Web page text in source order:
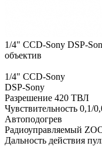
1/4" CCD-Sony DSP-
объектив
1/4" CCD-Sony
DSP-Sony
Разрешение 420 ТВЛ
Чувствительность 0,1/
Автоподогрев
Радиоуправляемый
Дальность действия